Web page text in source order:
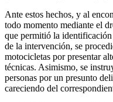
Ante estos hechos, y al
todo momento mediante el
que permitió la
de la intervención, se
motocicletas por presentar
técnicas. Asimismo, se
personas por un presunto
careciendo del